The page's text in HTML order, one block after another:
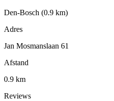
Den-Bosch (0.9 km)
Adres
Jan Mosmanslaan 61
Afstand
0.9 km
Reviews